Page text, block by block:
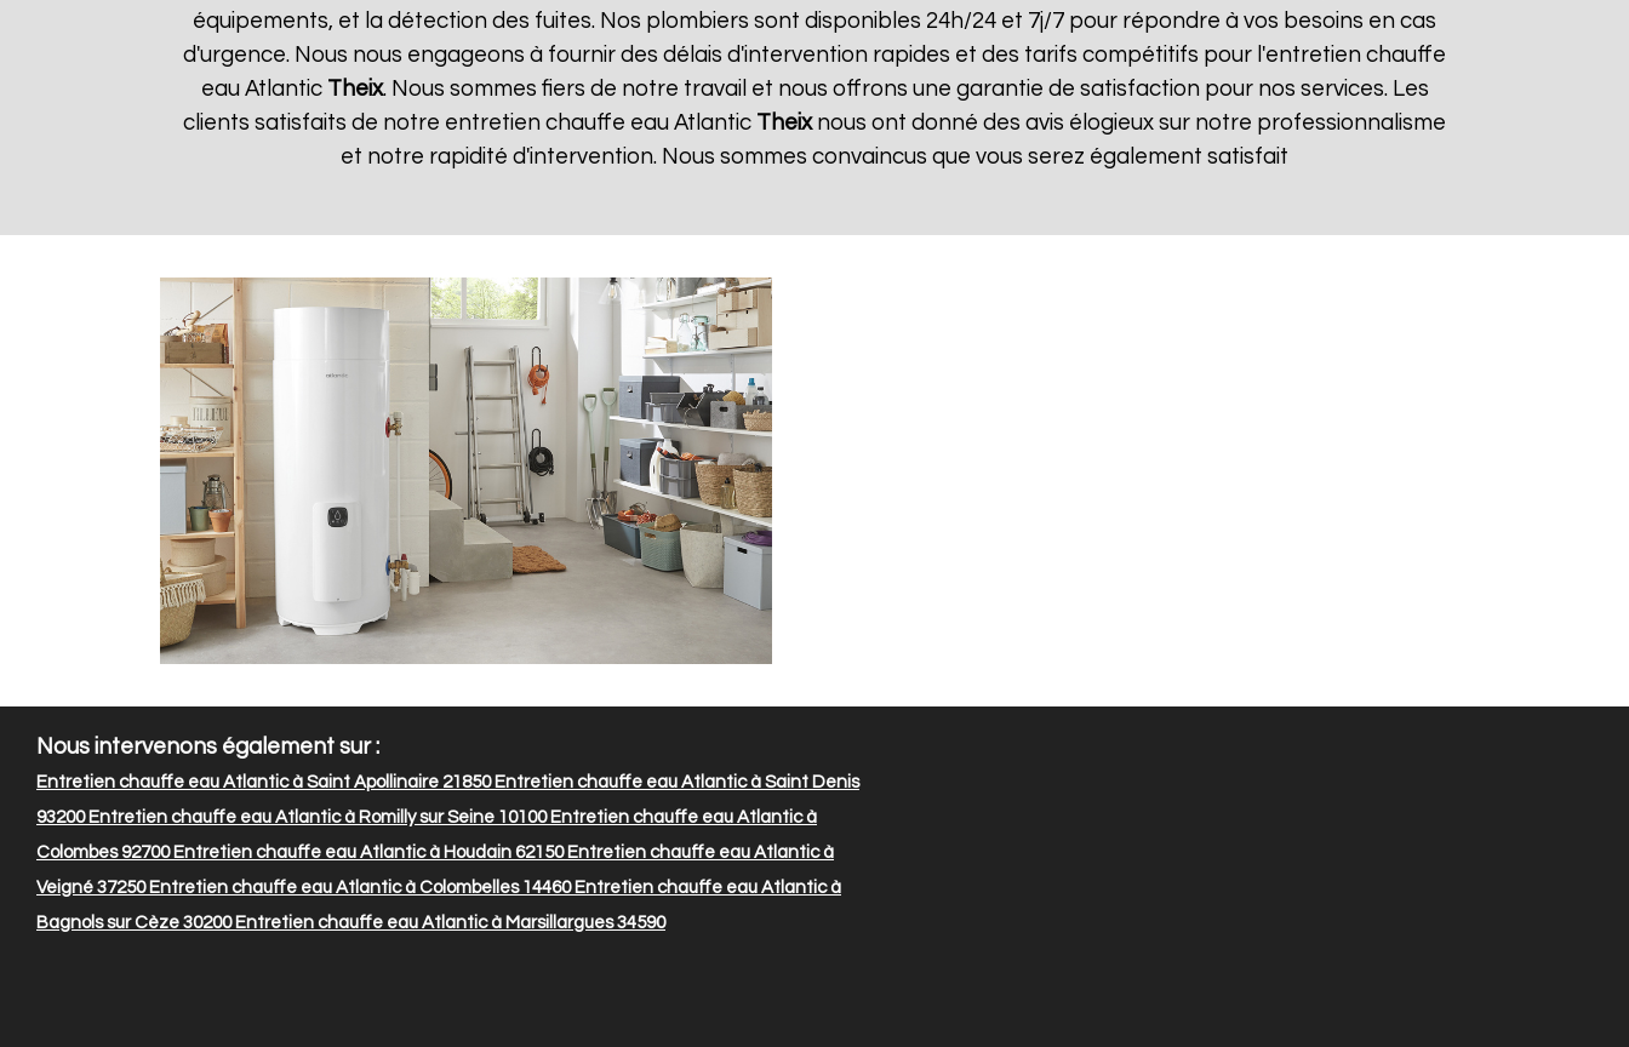
équipements, et la détection des fuites. Nos plombiers sont disponibles 24h/24 et 7j/7 pour répondre à vos besoins en cas
d'urgence. Nous nous engageons à fournir des délais d'intervention rapides et des tarifs compétitifs pour l'entretien chauffe
eau Atlantic Theix. Nous sommes fiers de notre travail et nous offrons une garantie de satisfaction pour nos services. Les
clients satisfaits de notre entretien chauffe eau Atlantic Theixnous ont donné des avis élogieux sur notre professionnalisme
et notre rapidité d'intervention. Nous sommes convaincus que vous serez également satisfait
Nous intervenons également sur :
Entretien chauffe eau Atlantic à Saint Apollinaire 21850Entretien chauffe eau Atlantic à Saint Denis
93200Entretien chauffe eau Atlantic à Romilly sur Seine 10100Entretien chauffe eau Atlantic à
Colombes 92700Entretien chauffe eau Atlantic à Houdain 62150Entretien chauffe eau Atlantic à
Veigné 37250Entretien chauffe eau Atlantic à Colombelles 14460Entretien chauffe eau Atlantic à
Bagnols sur Cèze 30200Entretien chauffe eau Atlantic à Marsillargues 34590